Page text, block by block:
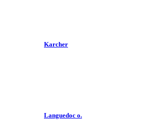
Karcher
Languedoc o.